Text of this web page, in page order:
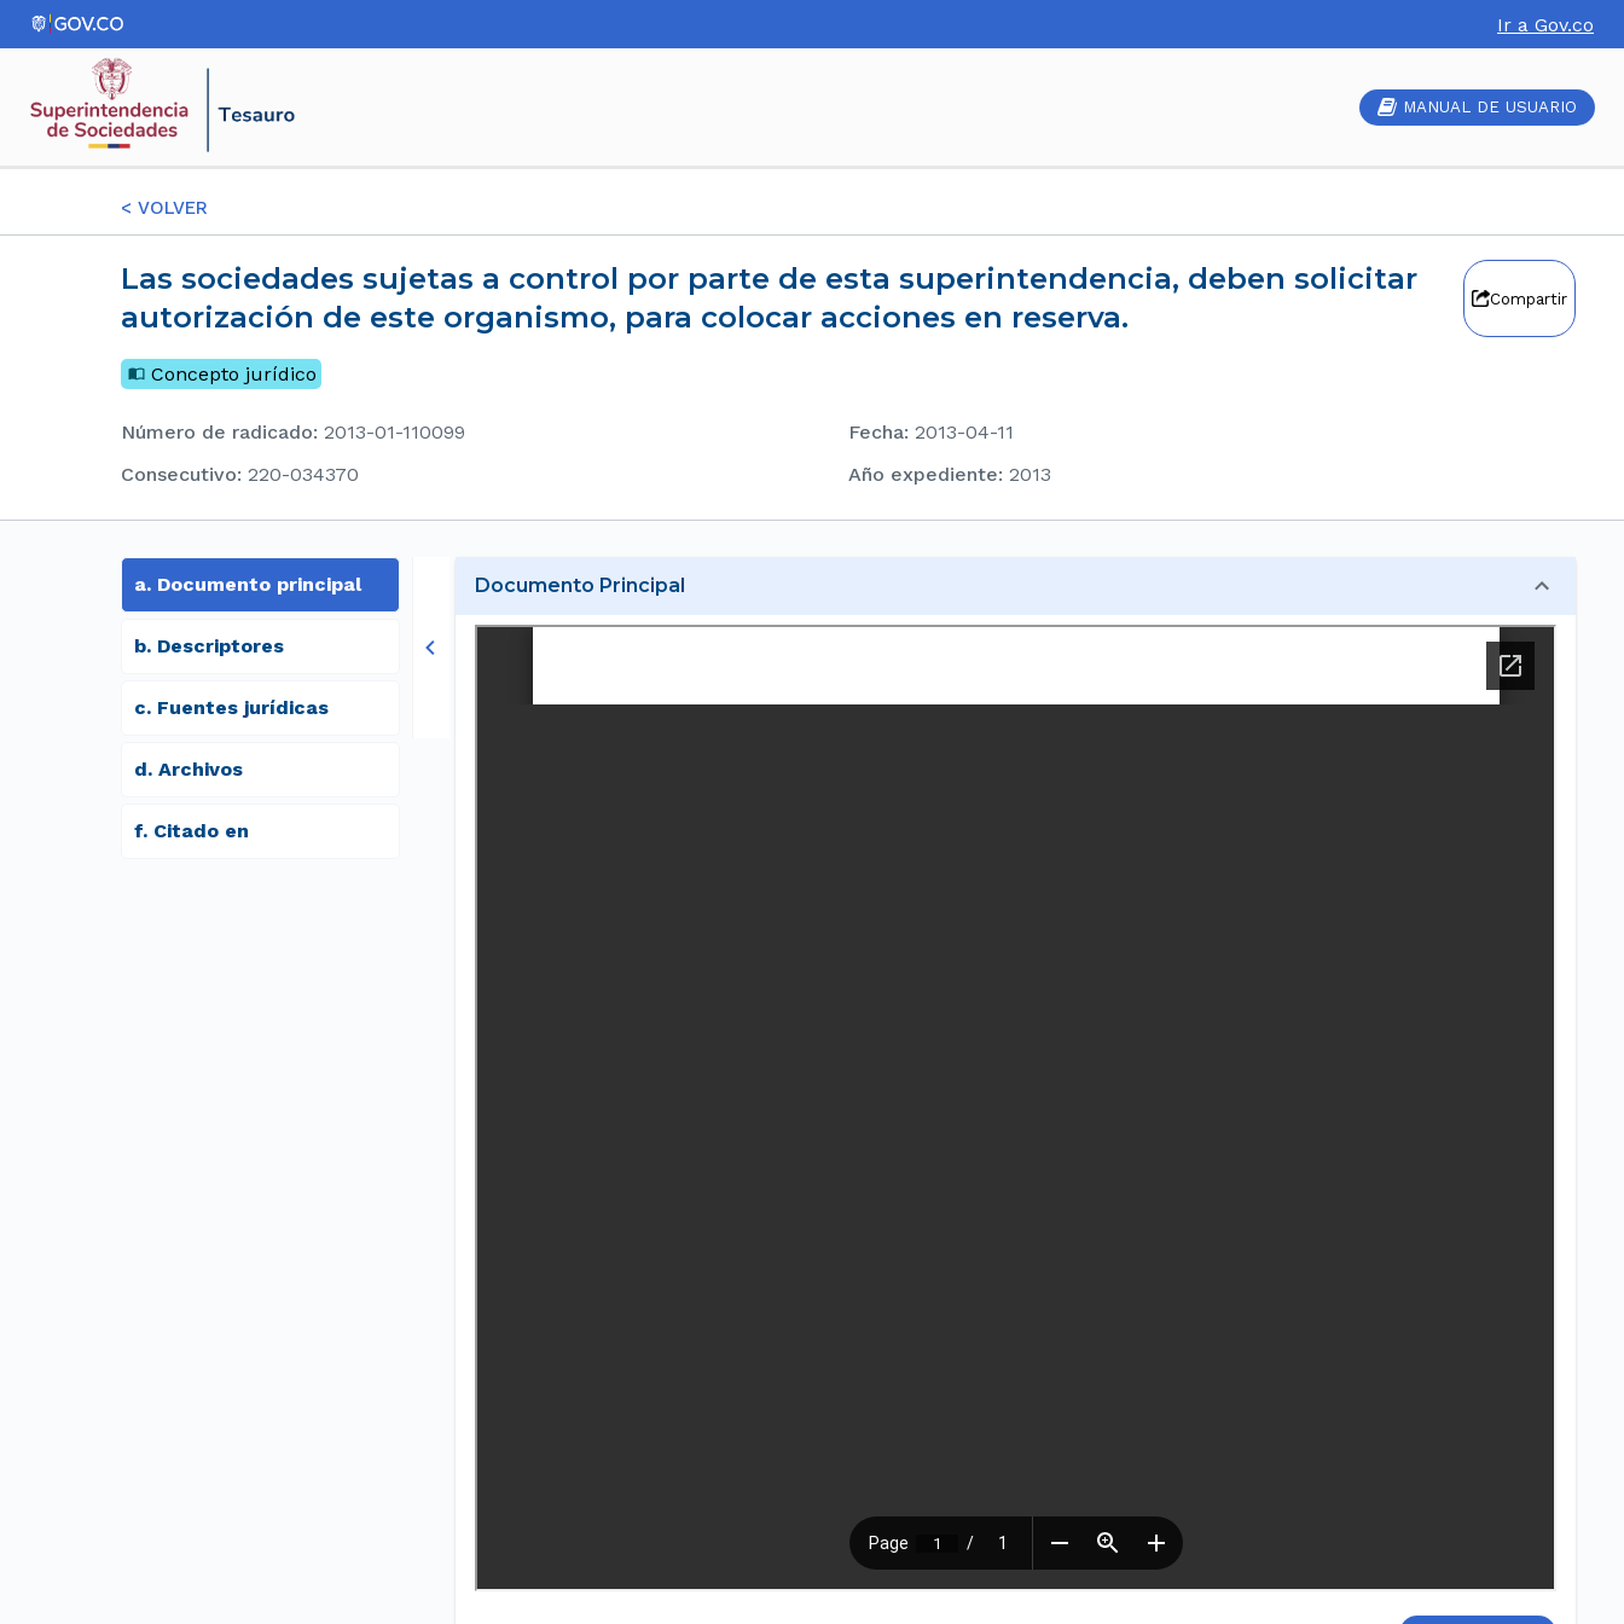
Ir a Gov.co
MANUAL DE USUARIO
< VOLVER
Las sociedades sujetas a control por parte de esta superintendencia, deben solicitar
autorización de este organismo, para colocar acciones en reserva.
Compartir
Concepto jurídico
Número de radicado: 2013-01-110099 Fecha: 2013-04-11
consecutivo: 220-034370 Año expediente: 2013
a. Documento principal
b. Descriptores
c. Fuentes jurídicas
d. archivos
f. Citado en
Documento Principal